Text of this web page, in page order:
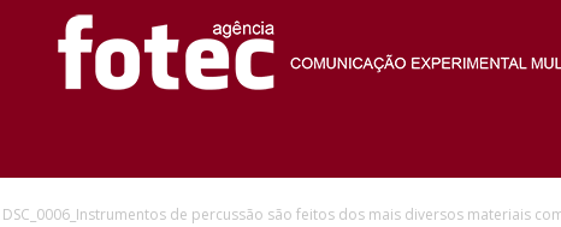
DSC_0006_Instrumentos de percussão são feitos dos mais diversos materiais